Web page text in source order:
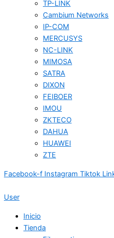
TP-LINK
Cambium Networks
IP-COM
MERCUSYS
NC-LINK
MIMOSA
SATRA
DIXON
FEIBOER
IMOU
ZKTECO
DAHUA
HUAWEI
ZTE
Facebook-f Instagram Tiktok
User
Inicio
Tienda